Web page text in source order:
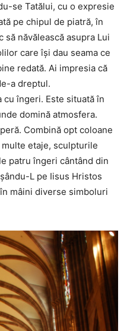
se Tatălui, cu o expresie
pe chipul de piatră, în
năvălească asupra Lui
care îşi dau seama ce
redată. Ai impresia că
a dreptul.
cu îngeri. Este situată în
domină atmosfera.
Combină opt coloane
etaje, sculpturile
patru îngeri cântând din
L pe Iisus Hristos
mâini diverse simboluri